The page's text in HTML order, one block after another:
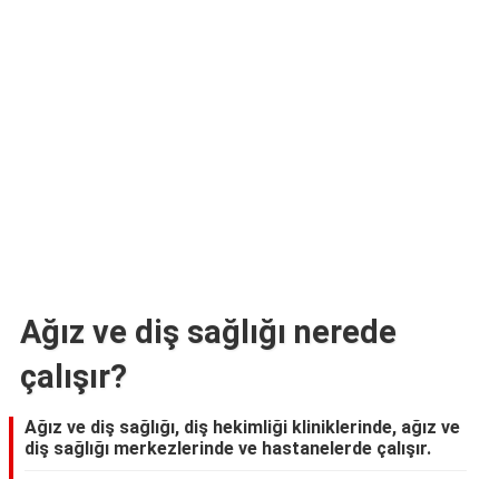
Ağız ve diş sağlığı nerede
çalışır?
Ağız ve diş sağlığı, diş hekimliği kliniklerinde, ağız ve
diş sağlığı merkezlerinde ve hastanelerde çalışır.